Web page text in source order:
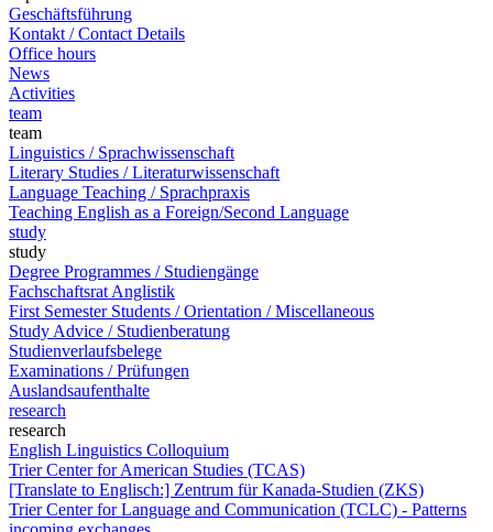
Geschäftsführung
Kontakt / Contact Details
Office hours
News
Activities
team
team
Linguistics / Sprachwissenschaft
Literary Studies / Literaturwissenschaft
Language Teaching / Sprachpraxis
Teaching English as a Foreign/Second Language
study
study
Degree Programmes / Studiengänge
Fachschaftsrat Anglistik
First Semester Students / Orientation / Miscellaneous
Study Advice / Studienberatung
Studienverlaufsbelege
Examinations / Prüfungen
Auslandsaufenthalte
research
research
English Linguistics Colloquium
Trier Center for American Studies (TCAS)
[Translate to Englisch:] Zentrum für Kanada-Studien (ZKS)
Trier Center for Language and Communication (TCLC) - Patterns